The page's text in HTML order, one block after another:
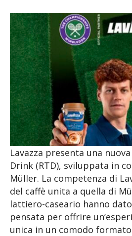
Lavazza presenta una
Drink (RTD), sviluppata in
Müller. La competenza di
del caffè unita a quella di
lattiero-caseario hanno
pensata per offrire
unica in un comodo